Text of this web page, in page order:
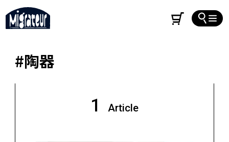
#陶器
1 Article